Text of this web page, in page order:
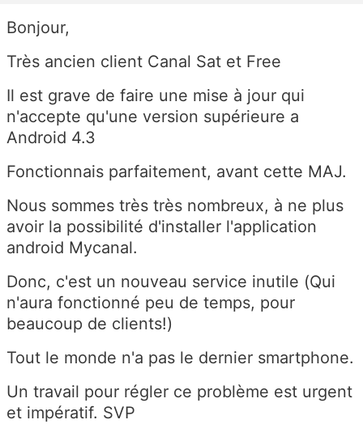
Bonjour,
Très ancien client Canal Sat et Free
Il est grave de faire une mise à jour qui
n'accepte qu'une version supérieure a
Android 4.3
Fonctionnais parfaitement, avant cette MAJ.
Nous sommes très très nombreux, à ne plus
avoir la possibilité d'installer l'application
android Mycanal.
Donc, c'est un nouveau service inutile (Qui
n'aura fonctionné peu de temps, pour
beaucoup de clients!)
Tout le monde n'a pas le dernier smartphone.
Un travail pour régler ce problème est urgent
et impératif. SVP